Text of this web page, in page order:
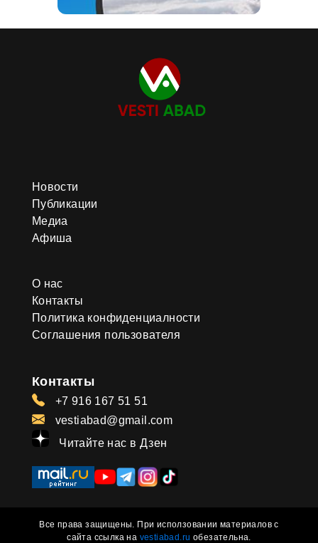
Новости
Публикации
Медиа
Афиша
О нас
Контакты
Политика конфиденциалности
Соглашения пользователя
Контакты
+7 916 167 51 51
vestiabad@gmail.com
Читайте нас в Дзен
Все права защищены. При исползовании материалов с
сайта ссылка на vestiabad.ru обезательна.